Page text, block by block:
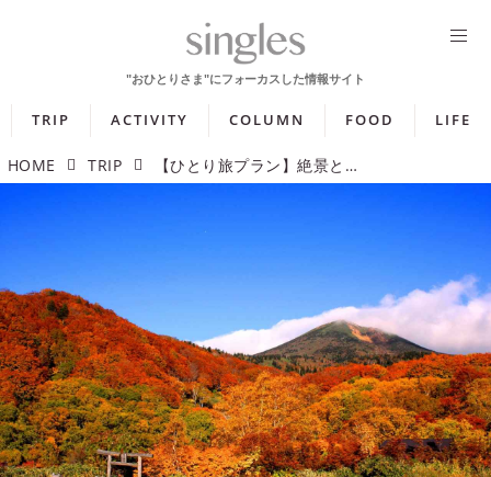
TRIP ACTIVITY COLUMN FOOD LIFE
HOME TRIP 【ひとり旅プラン】絶景とともにアクティビティを楽しもう！ 秋のひとり旅5選